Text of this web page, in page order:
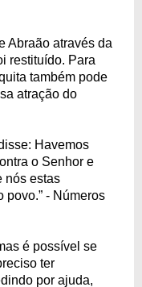
Abraão através da
restituído. Para
também pode
atração do
Havemos
o Senhor e
nós estas
povo.” - Números
é possível se
ter
por ajuda,